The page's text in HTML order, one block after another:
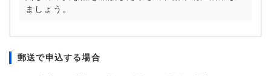
ましょう。
郵送で申込する場合